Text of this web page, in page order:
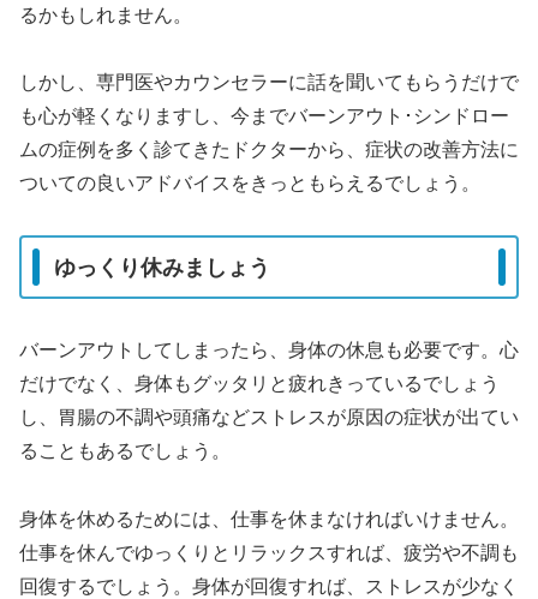
るかもしれません。
しかし、専門医やカウンセラーに話を聞いてもらうだけで
も心が軽くなりますし、今までバーンアウト･シンドロー
ムの症例を多く診てきたドクターから、症状の改善方法に
ついての良いアドバイスをきっともらえるでしょう。
ゆっくり休みましょう
バーンアウトしてしまったら、身体の休息も必要です。心
だけでなく、身体もグッタリと疲れきっているでしょう
し、胃腸の不調や頭痛などストレスが原因の症状が出てい
ることもあるでしょう。
身体を休めるためには、仕事を休まなければいけません。
仕事を休んでゆっくりとリラックスすれば、疲労や不調も
回復するでしょう。身体が回復すれば、ストレスが少なく